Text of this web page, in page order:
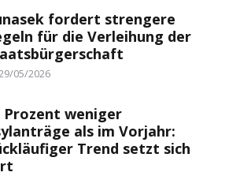
fordert strengere
für die Verleihung der
Posted
05/2026
Prozent weniger
als im Vorjahr:
Trend setzt sich